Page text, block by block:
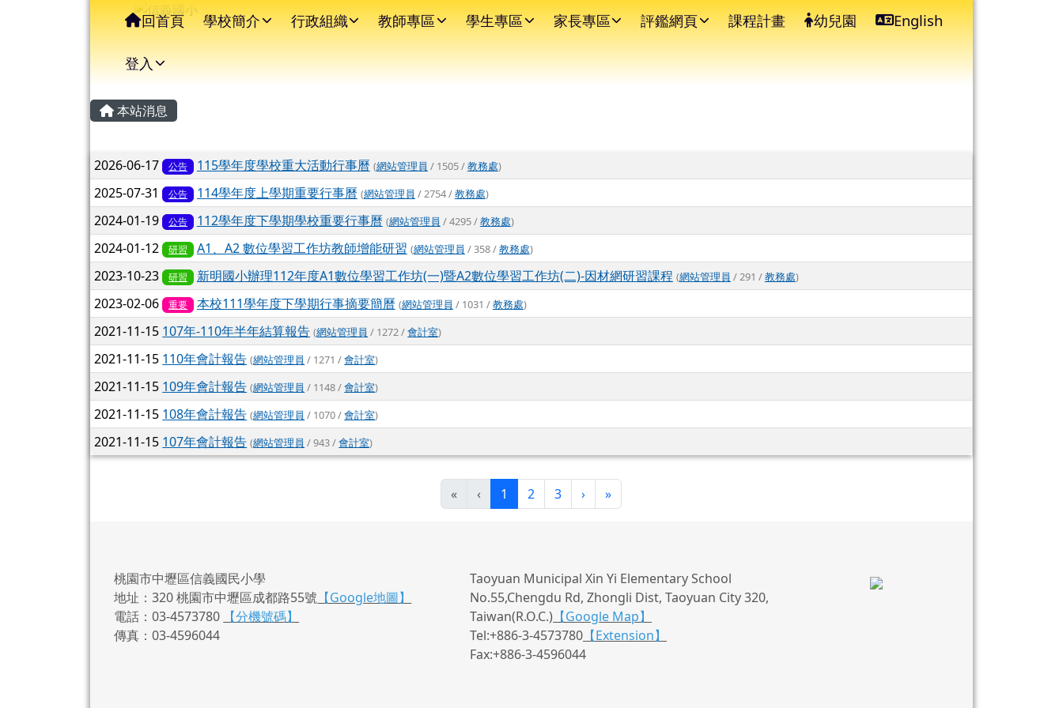
信義國小 ⏸
導覽列
回首頁 學校簡介 行政組織 教師專區 學生專區 家長專區 評鑑網頁 課程計畫 幼兒園 English
登入
主內容區域
本站消息
文章列表
2026-06-17 公告 115學年度學校重大活動行事曆 (網站管理員 / 1505 /教務處)
2025-07-31 公告 114學年度上學期重要行事曆 (網站管理員 / 2754 /教務處)
2024-01-19 公告 112學年度下學期學校重要行事曆 (網站管理員 / 4295 /教務處)
2024-01-12 研習 A1、A2 數位學習工作坊教師增能研習 (網站管理員 / 358 /教務處)
2023-10-23 研習 新明國小辦理112年度A1數位學習工作坊(一)暨A2數位學習工作坊(二)-因材網研習課程 (網站管理員 / 291 /教務處)
2023-02-06 重要 本校111學年度下學期行事摘要簡曆 (網站管理員 / 1031 /教務處)
2021-11-15 107年-110年半年結算報告 (網站管理員 / 1272 /會計室)
2021-11-15 110年會計報告 (網站管理員 / 1271 /會計室)
2021-11-15 109年會計報告 (網站管理員 / 1148 /會計室)
2021-11-15 108年會計報告 (網站管理員 / 1070 /會計室)
2021-11-15 107年會計報告 (網站管理員 / 943 /會計室)
« ‹ 1 (目前頁次)
2 3 ›下一頁
»最後頁
頁尾區域
桃園市中壢區信義國民小學
地址：320 桃園市中壢區成都路55號 【Google地圖】
電話：03-4573780
【分機號碼】
傳真：03-4596044
Taoyuan Municipal Xin Yi Elementary School
No.55,Chengdu Rd, Zhongli Dist, Taoyuan City 320,
Taiwan(R.O.C.) 【Google Map】
Tel:+886-3-4573780 【Extension】
Fax:+886-3-4596044